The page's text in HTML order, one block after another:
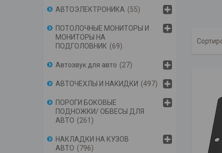
АВТОЭЛЕКТРОНИКА 55
ПОТОЛОЧНЫЕ МОНИТОРЫ И
МОНИТОРЫ НА
ПОДГОЛОВНИК
69
Автозвук для авто 27
АВТОЧЕХЛЫ И НАКИДКИ 497
ПОРОГИ БОКОВЫЕ
ПОДНОЖКИ/ ОБВЕСЫ ДЛЯ
АВТО
261
НАКЛАДКИ НА КУЗОВ
АВТО
796